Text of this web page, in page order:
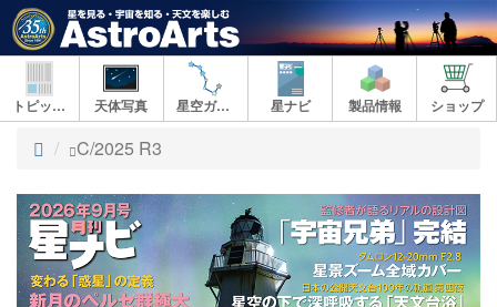
トピックス 天体写真 星空ガイド 星ナビ 製品情報 ショップ
ト
プ
C/2025 R3